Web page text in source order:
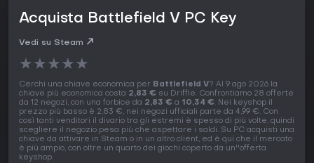
Acquista Battlefield V PC Key
Vedi su Steam
★★★★★
Cerchi una chiave economica per Battlefield V? Al 9 ago 2026 la
chiave più economica costa 2,83 € su Driffle. Confrontiamo 28 offerte
da 12 negozi, con una forbice da 2,83 € a 10,34 €. Nei keyshop il
prezzo più basso è 2,83 €, nei negozi ufficiali parte da 4,99 €. Con
così tanti venditori il divario tra gli estremi è spesso di più volte, quindi
scegliere il negozio pesa più che aspettare i saldi. Su PC acquisti una
chiave da attivare in Steam o in un altro client, ed è qui che il mercato
è più ampio, con oltre un quarto dei giochi coperto da un''offerta
keyshop.